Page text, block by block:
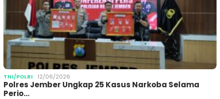
TNI/POLRI 12/06/2026
Polres Jember Ungkap 25 Kasus Narkoba Selama
Perio…